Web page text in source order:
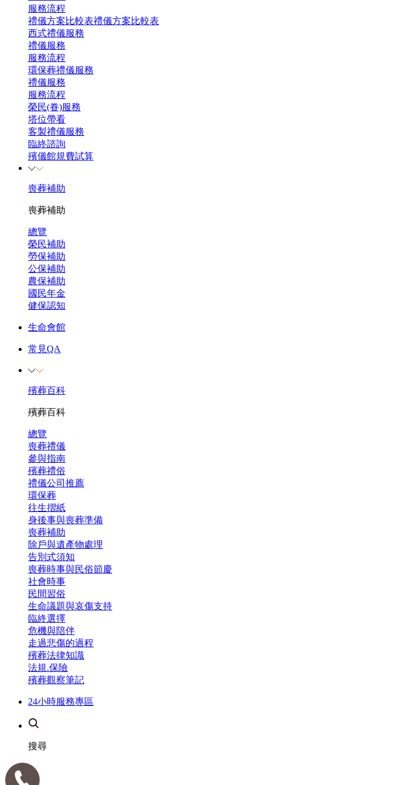
服務流程
禮儀方案比較表禮儀方案比較表
西式禮儀服務
禮儀服務
服務流程
環保葬禮儀服務
禮儀服務
服務流程
榮民(眷)服務
塔位帶看
客製禮儀服務
臨終諮詢
殯儀館規費試算
喪葬補助
喪葬補助
總覽
榮民補助
勞保補助
公保補助
農保補助
國民年金
健保認知
生命會館
常見QA
殯葬百科
殯葬百科
總覽
喪葬禮儀
參與指南
殯葬禮俗
禮儀公司推薦
環保葬
往生摺紙
身後事與喪葬準備
喪葬補助
除戶與遺產物處理
告別式須知
喪葬時事與民俗節慶
社會時事
民間習俗
生命議題與哀傷支持
臨終選擇
危機與陪伴
走過悲傷的過程
殯葬法律知識
法規.保險
殯葬觀察筆記
24小時服務專區
搜尋